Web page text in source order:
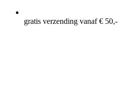
gratis verzending vanaf € 50,-